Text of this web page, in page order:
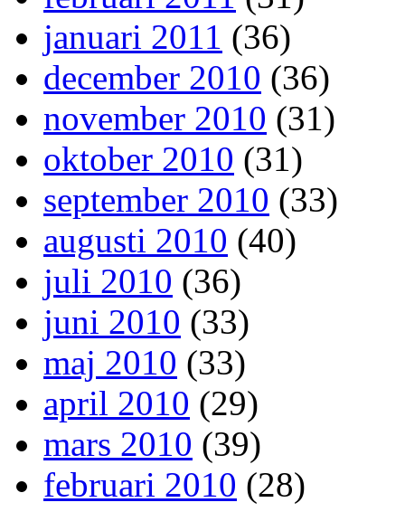
januari 2011 (36)
december 2010 (36)
november 2010 (31)
oktober 2010 (31)
september 2010 (33)
augusti 2010 (40)
juli 2010 (36)
juni 2010 (33)
maj 2010 (33)
april 2010 (29)
mars 2010 (39)
februari 2010 (28)